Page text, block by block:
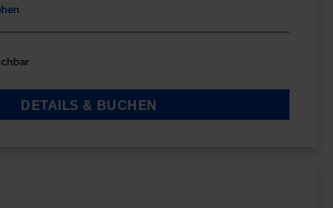
DETAILS & BUCHEN